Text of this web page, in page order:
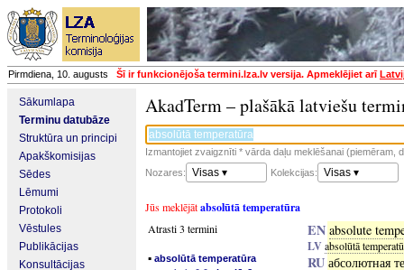
Pirmdiena, 10. augusts Šī ir funkcionējoša termini.lza.lv versija. Apmeklējiet arī
Sākumlapa
Terminu datubāze
Struktūra un principi
Apakškomisijas
Sēdes
Lēmumi
Protokoli
Vēstules
Publikācijas
Konsultācijas
AkadTerm – plašākā latviešu
Izmantojiet zvaigznīti * vārda daļu meklēšanai (piemēram,
Nozares:
Visas ▾ Kolekcijas: Visas ▾
Jūs meklējātabsolūtā temperatūra
Atrasti 3 termini
▪ absolūtā temperatūra
EN absolute
LVabsolūtā
RU абсолютная